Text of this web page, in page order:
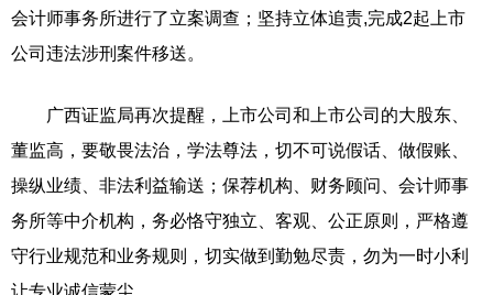
会计师事务所进行了立案调查；坚持立体追责,完成2起上市
公司违法涉刑案件移送。
广西证监局再次提醒，上市公司和上市公司的大股东、
董监高，要敬畏法治，学法尊法，切不可说假话、做假账、
操纵业绩、非法利益输送；保荐机构、财务顾问、会计师事
务所等中介机构，务必恪守独立、客观、公正原则，严格遵
守行业规范和业务规则，切实做到勤勉尽责，勿为一时小利
让专业诚信蒙尘。